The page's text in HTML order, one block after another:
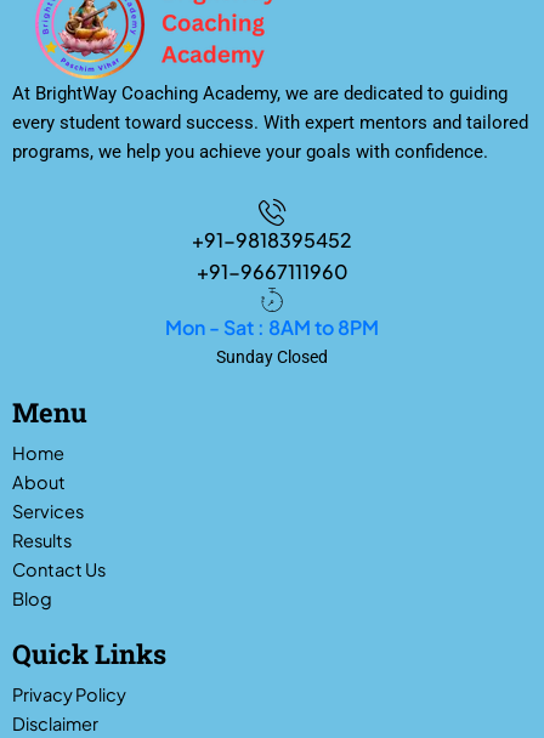
At BrightWay Coaching Academy, we are dedicated to guiding
every student toward success. With expert mentors and tailored
programs, we help you achieve your goals with confidence.
+91-9818395452
+91-9667111960
Mon - Sat : 8AM to 8PM
Sunday Closed
Menu
Home
About
Services
Results
Contact Us
Blog
Quick Links
Privacy Policy
Disclaimer